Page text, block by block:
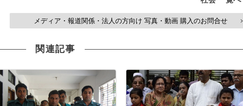
メディア・報道関係・法人の方向け 写真・動画 購入のお問合せ >
関連記事